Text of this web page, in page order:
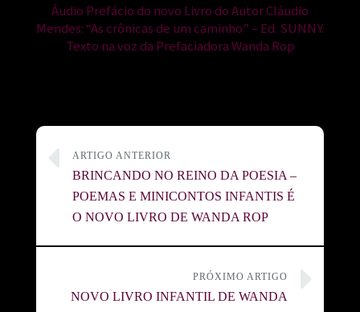
Áudio Prefácio do novo Livro do Autor Cláudio
Mendes: “As crônicas de um caminho” – Ed. SUNNY.
Texto na voz da Prefaciadora Wanda Rop
ARTIGO ANTERIOR
BRINCANDO NO REINO DA POESIA –
POEMAS E MINICONTOS INFANTIS É
O NOVO LIVRO DE WANDA ROP
PRÓXIMO ARTIGO
NOVO LIVRO INFANTIL DE WANDA